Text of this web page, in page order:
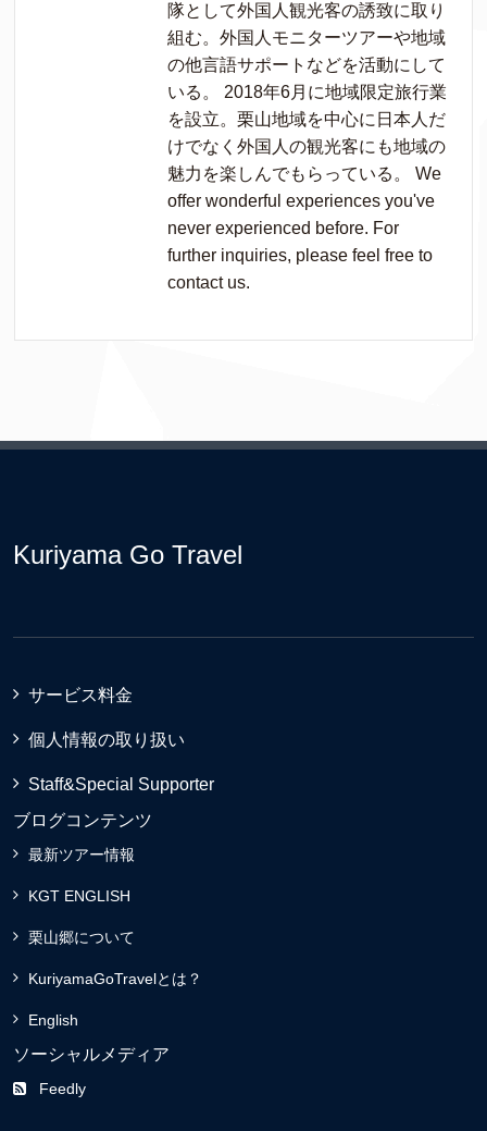
隊として外国人観光客の誘致に取り
組む。外国人モニターツアーや地域
の他言語サポートなどを活動にして
いる。 2018年6月に地域限定旅行業
を設立。栗山地域を中心に日本人だ
けでなく外国人の観光客にも地域の
魅力を楽しんでもらっている。 We
offer wonderful experiences you've
never experienced before. For
further inquiries, please feel free to
contact us.
Kuriyama Go Travel
サービス料金
個人情報の取り扱い
Staff&Special Supporter
ブログコンテンツ
最新ツアー情報
KGT ENGLISH
栗山郷について
KuriyamaGoTravelとは？
English
ソーシャルメディア
Feedly